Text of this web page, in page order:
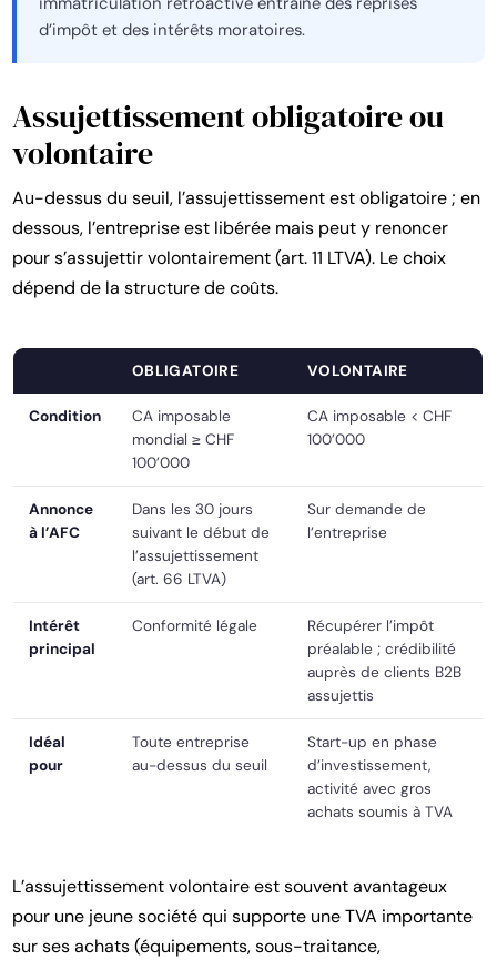
d’impôt et des intérêts moratoires.
Assujettissement obligatoire ou
volontaire
Au-dessus du seuil, l’assujettissement est obligatoire ; en
dessous, l’entreprise est libérée mais peut y renoncer
pour s’assujettir volontairement (art. 11 LTVA). Le choix
dépend de la structure de coûts.
OBLIGATOIRE VOLONTAIRE
Condition
CA imposable
mondial ≥ CHF
100’000
CA imposable < CHF
100’000
Annonce
à l’AFC
Dans les 30 jours
suivant le début de
l’assujettissement
(art. 66 LTVA)
Sur demande de
l’entreprise
Intérêt
principal
Conformité légale
Récupérer l’impôt
préalable ; crédibilité
auprès de clients B2B
assujettis
Idéal
pour
Toute entreprise
au-dessus du seuil
Start-up en phase
d’investissement,
activité avec gros
achats soumis à TVA
L’assujettissement volontaire est souvent avantageux
pour une jeune société qui supporte une TVA importante
sur ses achats (équipements, sous-traitance,